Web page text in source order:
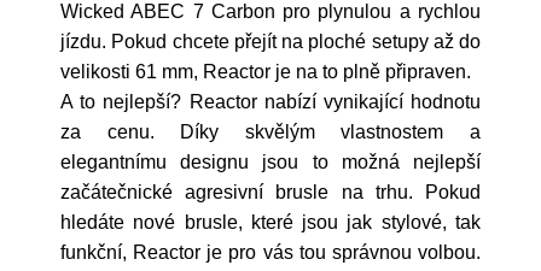
Wicked ABEC 7 Carbon pro plynulou a rychlou
jízdu. Pokud chcete přejít na ploché setupy až do
velikosti 61 mm, Reactor je na to plně připraven.
A to nejlepší? Reactor nabízí vynikající hodnotu
za cenu. Díky skvělým vlastnostem a
elegantnímu designu jsou to možná nejlepší
začátečnické agresivní brusle na trhu. Pokud
hledáte nové brusle, které jsou jak stylové, tak
funkční, Reactor je pro vás tou správnou volbou.